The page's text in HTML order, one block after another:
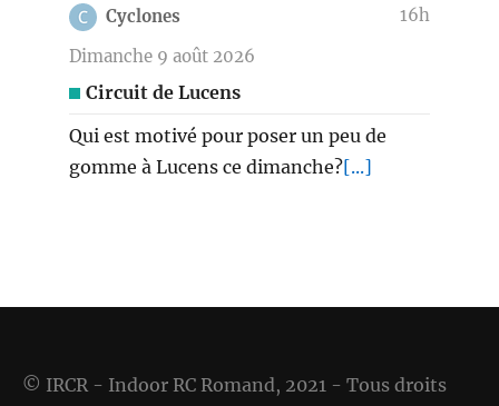
Cyclones
16h
Dimanche 9 août 2026
Circuit de Lucens
Qui est motivé pour poser un peu de
gomme à Lucens ce dimanche?[...]
© IRCR - Indoor RC Romand, 2021 - Tous droits